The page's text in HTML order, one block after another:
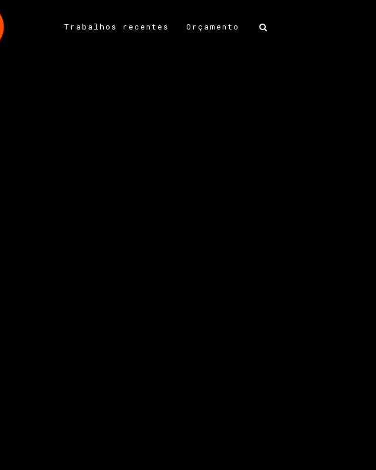
Trabalhos recentes Orçamento